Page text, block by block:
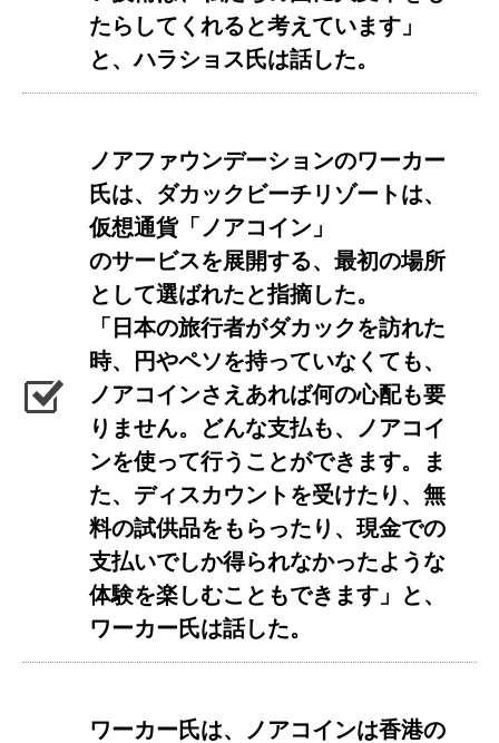
たらしてくれると考えています」
と、ハラショス氏は話した。
ノアファウンデーションのワーカー
氏は、ダカックビーチリゾートは、
仮想通貨「ノアコイン」
のサービスを展開する、最初の場所
として選ばれたと指摘した。
「日本の旅行者がダカックを訪れた
時、円やペソを持っていなくても、
ノアコインさえあれば何の心配も要
りません。どんな支払も、ノアコイ
ンを使って行うことができます。ま
た、ディスカウントを受けたり、無
料の試供品をもらったり、現金での
支払いでしか得られなかったような
体験を楽しむこともできます」と、
ワーカー氏は話した。
ワーカー氏は、ノアコインは香港の